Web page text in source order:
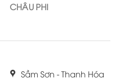
CHÂU PHI
Sầm Sơn - Thanh Hóa